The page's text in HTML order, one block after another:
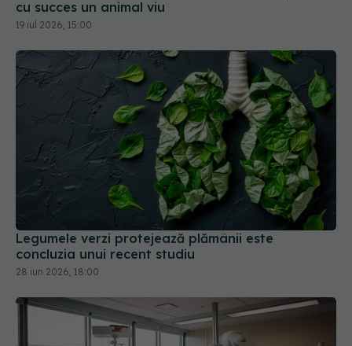
Legumele verzi protejează plămânii este
concluzia unui recent studiu
28 iun 2026, 18:00